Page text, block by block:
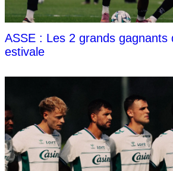
ASSE : Les 2 grands gagnants
estivale